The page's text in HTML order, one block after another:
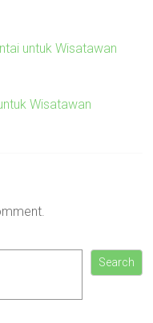
untuk Wisatawan
Wisatawan
Search